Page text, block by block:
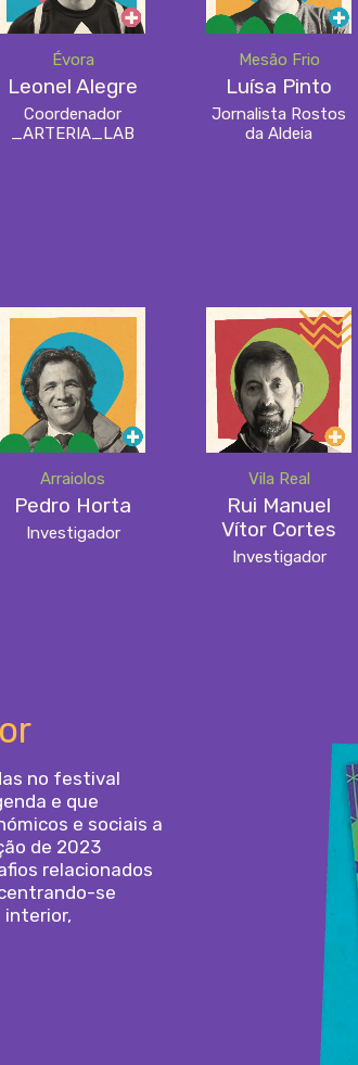
Évora
Leonel Alegre
Coordenador
_ARTERIA_LAB
Mesão Frio
Luísa Pinto
Jornalista Rostos
da Aldeia
Arraiolos
Pedro Horta
Investigador
Vila Real
Rui Manuel
Vítor Cortes
Investigador
no festival
e que
e sociais a
de 2023
relacionados
se
interior,